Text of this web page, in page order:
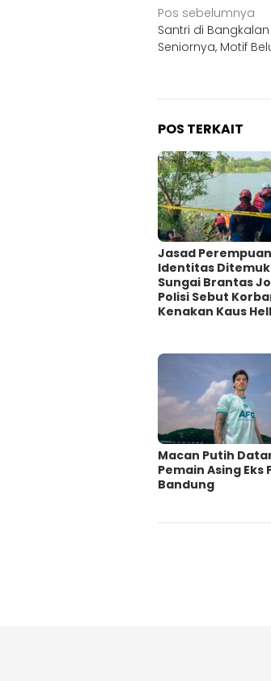
Navigasi
pos
Pos sebelumnya
Santri di
Seniornya, Motif
POS TERKAIT
Jasad
Identitas
Sungai Brantas
Polisi Sebut
Kenakan Kaus
Macan Putih
Pemain Asing Eks
Bandung